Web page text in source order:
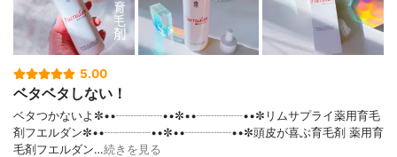
5.00
ベタベタしない！
ベタつかないよ✼••┈┈┈┈••✼••┈┈┈┈••✼リムサプライ薬用育毛
剤フエルダン✼••┈┈┈┈••✼••┈┈┈┈••✼頭皮が喜ぶ育毛剤 薬用育
毛剤フエルダン…続きを見る